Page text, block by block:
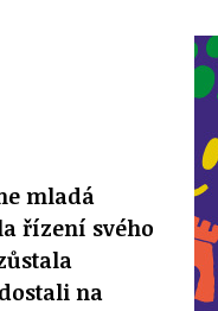
mladá
řízení svého
na